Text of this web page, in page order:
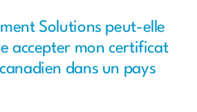
Solutions peut-elle
accepter mon certificat
dans un pays